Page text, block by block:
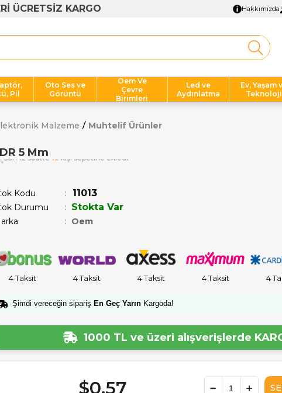
ÜCRETSİZ KARGO Hakkımızda
Pil
Oto Ses ve
Görüntü
Oem Ve
Çevre
Birimleri
Led ve
Aydınlatma
Ev, Yaşam
Teknoloji
Malzeme Muhtelif Ürünler
5 Mm
kişi sepetine ekledi!
Kodu 11013
Durumu : Stokta Var
: Oem
4 Taksit 4 Taksit 4 Taksit 4 Taksit 4
Şimdi vereceğin sipariş En Geç Yarın Kargoda!
1000 TL ve üzeri alışverişlerde
$0.57